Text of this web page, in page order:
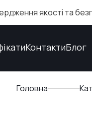
якості та безпеки
КонтактиБлог
Головна